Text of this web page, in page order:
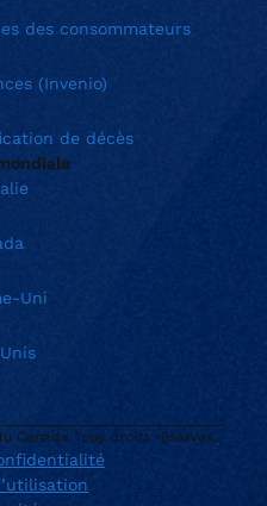
des consommateurs
(Invenio)
de décès
Uni
Canada Tous droits réservés.